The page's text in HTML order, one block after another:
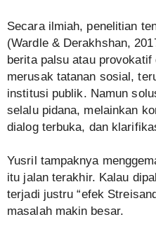
Secara ilmiah, penelitian
(Wardle & Derakhshan,
berita palsu atau
merusak tatanan sosial,
institusi publik. Namun
selalu pidana, melainkan
dialog terbuka, dan
Yusril tampaknya
itu jalan terakhir. Kalau
terjadi justru “efek
masalah makin besar.